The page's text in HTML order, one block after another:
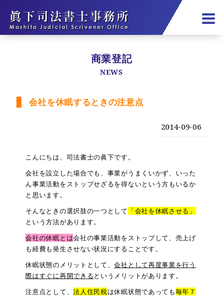
商業登記
NEWS
会社を休眠するときの注意点
2014-09-06
こんにちは、司法書士の眞下です。
会社を設立した場合でも、事業がうまくいかず、いった
ん事業活動をストップせざるを得ないという方もいるか
と思います。
そんなときの選択肢の一つとして 「会社を休眠させる」
という方法があります。
会社の休眠とは会社の事業活動をストップして、売上げ
も経費も発生させない状況にすることです。
休眠状態のメリットとして、会社として再度事業を行う
際はすぐに再開できるというメリットがあります。
注意点として、法人住民税は休眠状態であっても毎年７